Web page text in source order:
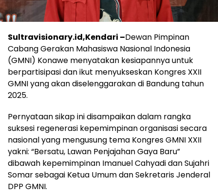
Sultravisionary.id,Kendari –Dewan Pimpinan
Cabang Gerakan Mahasiswa Nasional Indonesia
(GMNI) Konawe menyatakan kesiapannya untuk
berpartisipasi dan ikut menyukseskan Kongres XXII
GMNI yang akan diselenggarakan di Bandung tahun
2025.
‎Pernyataan sikap ini disampaikan dalam rangka
suksesi regenerasi kepemimpinan organisasi secara
nasional yang mengusung tema Kongres GMNI XXII
yakni: “Bersatu, Lawan Penjajahan Gaya Baru”
dibawah kepemimpinan Imanuel Cahyadi dan Sujahri
Somar sebagai Ketua Umum dan Sekretaris Jenderal
DPP GMNI.